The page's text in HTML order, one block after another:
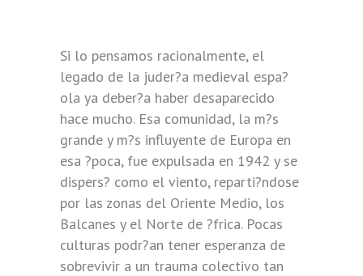
Si lo pensamos racionalmente, el
legado de la juder?a medieval espa?
ola ya deber?a haber desaparecido
hace mucho. Esa comunidad, la m?s
grande y m?s influyente de Europa en
esa ?poca, fue expulsada en 1942 y se
dispers? como el viento, reparti?ndose
por las zonas del Oriente Medio, los
Balcanes y el Norte de ?frica. Pocas
culturas podr?an tener esperanza de
sobrevivir a un trauma colectivo tan